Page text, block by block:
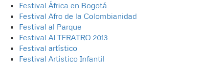
Festival África en Bogotá
Festival Afro de la Colombianidad
Festival al Parque
Festival ALTERATRO 2013
Festival artístico
Festival Artístico Infantil